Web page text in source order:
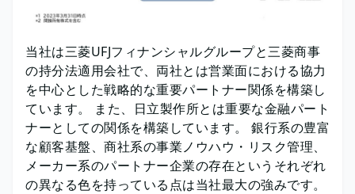
当社は三菱UFJフィナンシャルグループと三菱商事
の持分法適用会社で、両社とは営業面における協力
を中心とした戦略的な重要パートナー関係を構築し
ています。 また、日立製作所とは重要な金融パート
ナーとしての関係を構築しています。 銀行系の豊富
な顧客基盤、商社系の事業ノウハウ・リスク管理、
メーカー系のパートナー企業の存在というそれぞれ
の異なる色を持っている点は当社最大の強みです。